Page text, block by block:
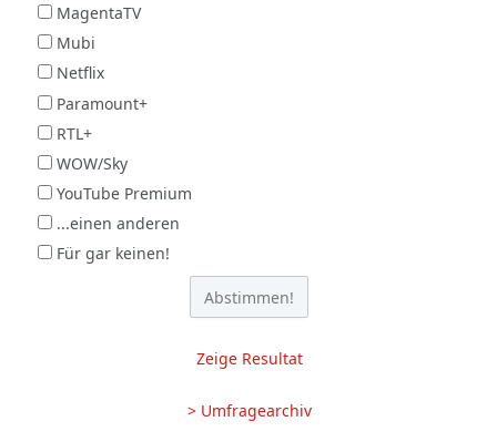
MagentaTV
Mubi
Netflix
Paramount+
RTL+
WOW/Sky
YouTube Premium
...einen anderen
Für gar keinen!
Zeige Resultat
> Umfragearchiv